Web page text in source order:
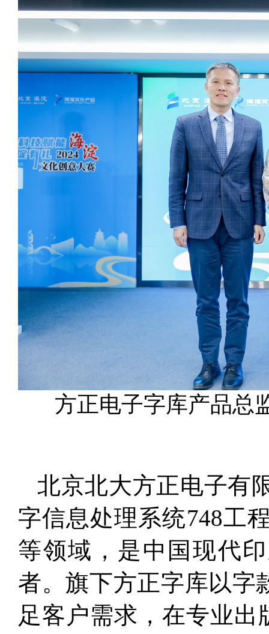
方正电子字库产品总
北京北大方正电子有
字信息处理系统748工
等领域，是中国现代
者。旗下方正字库以字
足客户需求，在专业